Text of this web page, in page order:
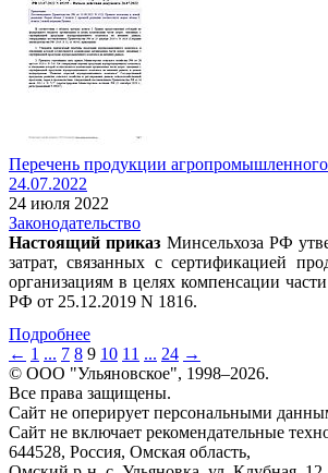
Перечень продукции
24.07.2022
24 июля 2022
Законодательство
Настоящий приказ Минсельхоза РФ
затрат, связанных с сертификацией
организациям в целях компенсации
РФ от 25.12.2019 N 1816.
Подробнее
← 1 ... 7 8 9 10 11 ... 24 →
© ООО "Ульяновское", 1998–2026.
Все права защищены.
Сайт не оперирует персональными
Сайт не включает рекомендательные
644528, Россия, Омская область,